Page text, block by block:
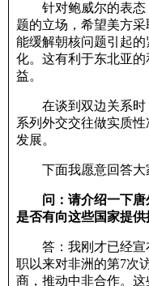
针对鲍威尔的表态
题的立场，希望美方
能缓解朝核问题引起
化。这有利于东北亚
益。
在谈到双边关系时
系列外交交往做实质
发展。
下面我愿意回答大
问：请介绍一下
是否有向这些国家提
答：我刚才已经宣
职以来对非洲的第7次
商，推动中非合作。